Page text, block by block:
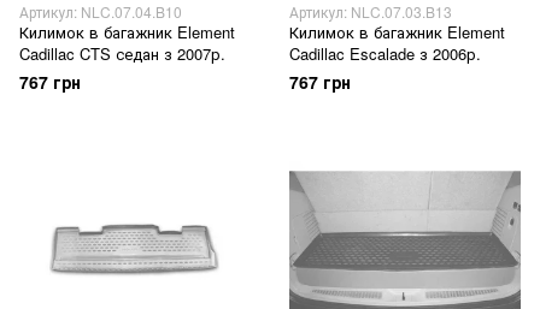
Артикул: NLC.07.04.B10
Килимок в багажник Element
Cadillac CTS седан з 2007р.
767 грн
Артикул: NLC.07.03.B13
Килимок в багажник Element
Cadillac Escalade з 2006р.
767 грн